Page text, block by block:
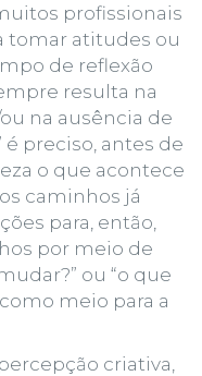
profissionais
tomar atitudes ou
de reflexão
resulta na
na ausência de
é preciso, antes de
o que acontece
caminhos já
para, então,
por meio de
ou “o que
meio para a
percepção criativa